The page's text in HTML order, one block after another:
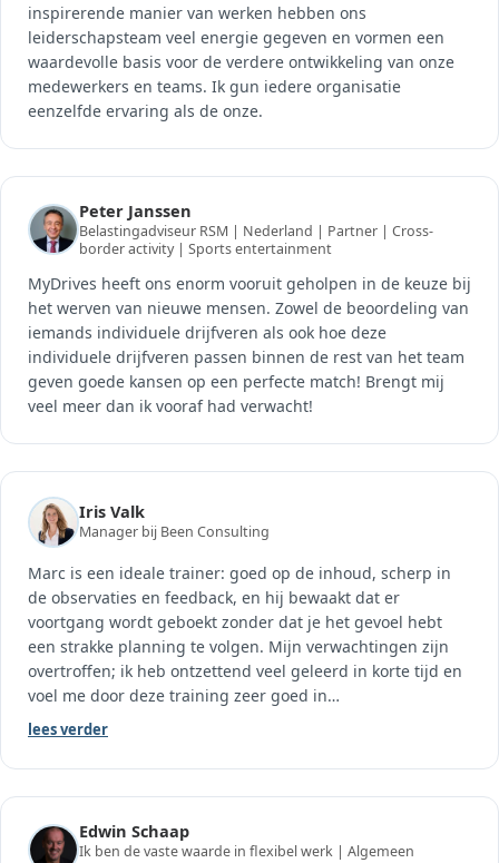
inspirerende manier van werken hebben ons
leiderschapsteam veel energie gegeven en vormen een
waardevolle basis voor de verdere ontwikkeling van onze
medewerkers en teams. Ik gun iedere organisatie
eenzelfde ervaring als de onze.
Peter Janssen
Belastingadviseur RSM | Nederland | Partner | Cross-
border activity | Sports entertainment
MyDrives heeft ons enorm vooruit geholpen in de keuze bij
het werven van nieuwe mensen. Zowel de beoordeling van
iemands individuele drijfveren als ook hoe deze
individuele drijfveren passen binnen de rest van het team
geven goede kansen op een perfecte match! Brengt mij
veel meer dan ik vooraf had verwacht!
Iris Valk
Manager bij Been Consulting
Marc is een ideale trainer: goed op de inhoud, scherp in
de observaties en feedback, en hij bewaakt dat er
voortgang wordt geboekt zonder dat je het gevoel hebt
een strakke planning te volgen. Mijn verwachtingen zijn
overtroffen; ik heb ontzettend veel geleerd in korte tijd en
voel me door deze training zeer goed in…
lees verder
Edwin Schaap
Ik ben de vaste waarde in flexibel werk | Algemeen